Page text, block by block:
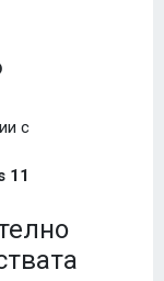
с
11